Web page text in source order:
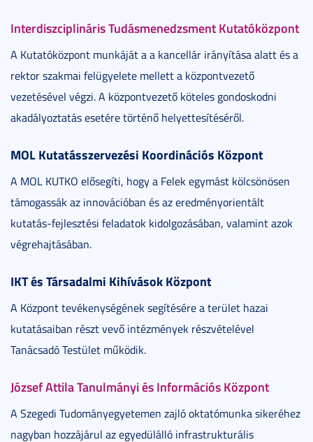
Interdiszciplináris Tudásmenedzsment Kutatóközpont
A Kutatóközpont munkáját a a kancellár irányítása alatt és a
rektor szakmai felügyelete mellett a központvezető
vezetésével végzi. A központvezető köteles gondoskodni
akadályoztatás esetére történő helyettesítéséről.
MOL Kutatásszervezési Koordinációs Központ
A MOL KUTKO elősegíti, hogy a Felek egymást kölcsönösen
támogassák az innovációban és az eredményorientált
kutatás-fejlesztési feladatok kidolgozásában, valamint azok
végrehajtásában.
IKT és Társadalmi Kihívások Központ
A Központ tevékenységének segítésére a terület hazai
kutatásaiban részt vevő intézmények részvételével
Tanácsadó Testület működik.
József Attila Tanulmányi és Információs Központ
A Szegedi Tudományegyetemen zajló oktatómunka sikeréhez
nagyban hozzájárul az egyedülálló infrastrukturális